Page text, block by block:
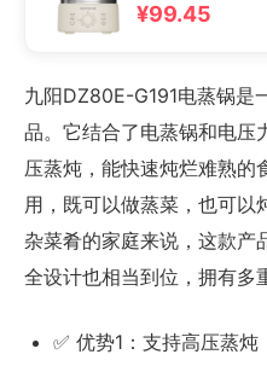
¥99.45
九阳DZ80E-G191电蒸锅是
品。它结合了电蒸锅和电压
压蒸炖，能快速炖烂难熟的
用，既可以做蒸菜，也可以
杂菜肴的家庭来说，这款产
全设计也相当到位，拥有多
✅ 优势1：支持高压蒸炖